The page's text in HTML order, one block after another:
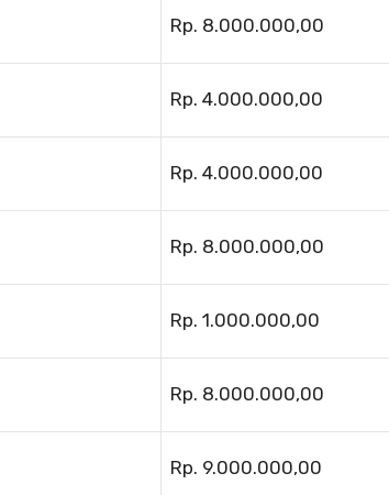
Rp. 8.000.000,00
Rp. 4.000.000,00
Rp. 4.000.000,00
Rp. 8.000.000,00
Rp. 1.000.000,00
Rp. 8.000.000,00
Rp. 9.000.000,00